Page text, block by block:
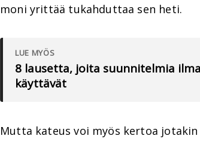
moni yrittää tukahduttaa sen heti.
LUE MYÖS
8 lausetta, joita suunnitelmia
käyttävät
Mutta kateus voi myös kertoa jotakin